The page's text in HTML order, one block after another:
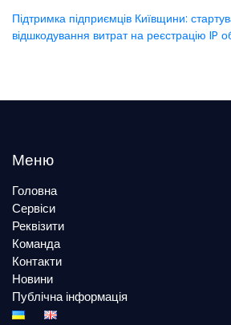
Підтримка підприємців Київщини:
відшкодування витрат на реєстрацію IP
Меню
Головна
Сервіси
Реквізити
Команда
Контакти
Новини
Публічна інформація